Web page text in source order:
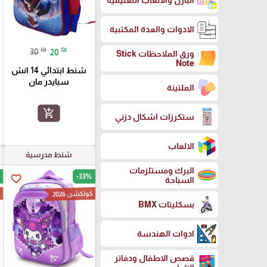
الادوات والعدة المكتبية
ورق الملاحظات Stick
Note
الملتينة
ستكرزات اشكال دزني
الالعاب
البرك ومستلزمات
السباحة
بسكليتات BMX
ادوات الهندسة
قصص الاطفال ودفاتر
30 ₪ 20 ₪
شنط ابتدائي 14 انش
سبايدر مان
add_shopping_cart
شنط مدرسية
favorite_border -33%
كولكشن 2026